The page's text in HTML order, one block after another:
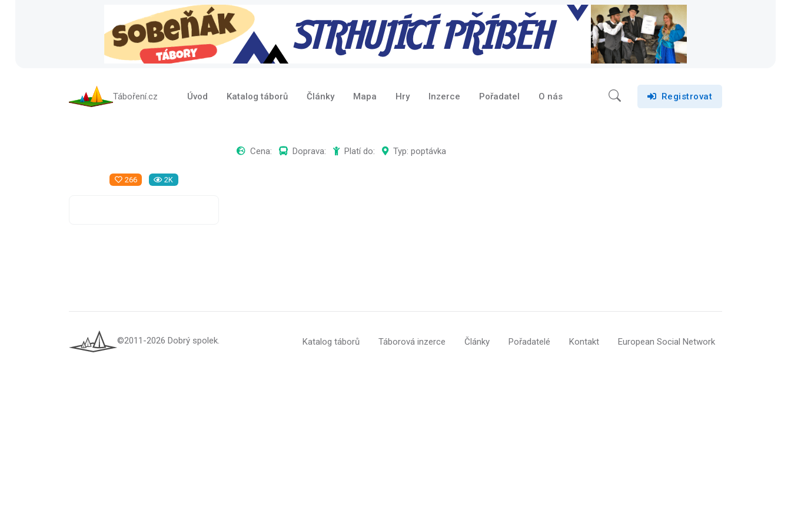
Táboření.cz Úvod Katalog táborů Články Mapa Hry Inzerce Pořadatel O nás Registrovat
266 2K
Cena: Doprava: Platí do: Typ: poptávka
©2011-2026 Dobrý spolek. Katalog táborů Táborová inzerce Články Pořadatelé Kontakt European Social Network